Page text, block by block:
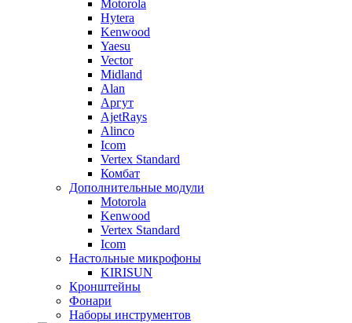
Motorola
Hytera
Kenwood
Yaesu
Vector
Midland
Alan
Аргут
AjetRays
Alinco
Icom
Vertex Standard
Комбат
Дополнительные модули
Motorola
Kenwood
Vertex Standard
Icom
Настольные микрофоны
KIRISUN
Кронштейны
Фонари
Наборы инструментов